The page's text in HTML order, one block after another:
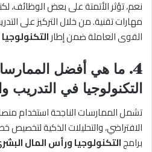
نعم، تؤثر الأتمتة على بعض الوظائف،
مهارات تقنية. من خلال التركيز على
القوى العاملة ضمن إطار
4. ما هي أفضل
التكنولوجيا في التدريب
تشمل الممارسات الناجحة استخدام
الافتراضي، والتحليلات الذكية لتخصيص
برامجالتكنولوجيا ورأس المال